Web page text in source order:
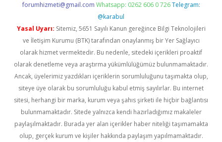
forumhizmeti@gmail.com Whatsapp: 0262 606 0 726 Telegram:
@karabul
Yasal Uyarı: Sitemiz, 5651 Sayılı Kanun gereğince Bilgi Teknolojileri
ve İletişim Kurumu (BTK) tarafından onaylanmış bir Yer Sağlayıcı
olarak hizmet vermektedir. Bu nedenle, sitedeki içerikleri proaktif
olarak denetleme veya araştırma yükümlülüğümüz bulunmamaktadır.
Ancak, üyelerimiz yazdıkları içeriklerin sorumluluğunu taşımakta olup,
siteye üye olarak bu sorumluluğu kabul etmiş sayılırlar. Bu internet
sitesi, herhangi bir marka, kurum veya şahıs şirketi ile hiçbir bağlantısı
bulunmamaktadır. Sitede yalnızca kendi hazırladığımız makaleler
paylaşılmaktadır. Burada yer alan içerikler haber niteliği taşımamakta
olup, gerçek kurum ve kişiler hakkında paylaşım yapılmamaktadır.